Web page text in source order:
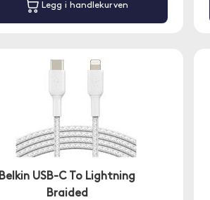
Legg i handlekurven
Belkin USB-C To Lightning
Braided